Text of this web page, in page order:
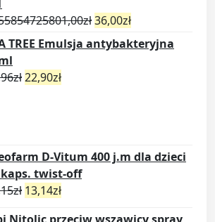
zł36,00zł
TREE Emulsja antybakteryjna
zł22,90zł
D-Vitum 400 j.m dla dzieci
kaps. twist-off
zł 13,14zł